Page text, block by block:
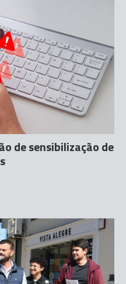
de sensibilização de